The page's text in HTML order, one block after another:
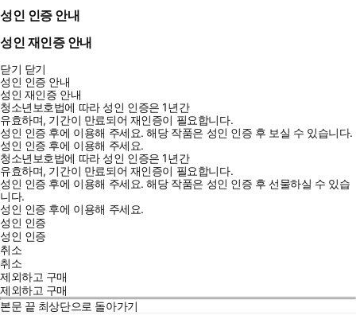
성인 인증 안내
성인 재인증 안내
닫기 닫기
성인 인증 안내
성인 재인증 안내
청소년보호법에 따라 성인 인증은 1년간
유효하며, 기간이 만료되어 재인증이 필요합니다.
성인 인증 후에 이용해 주세요.해당 작품은 성인 인증 후 보실 수 있습니다.
성인 인증 후에 이용해 주세요.
청소년보호법에 따라 성인 인증은 1년간
유효하며, 기간이 만료되어 재인증이 필요합니다.
성인 인증 후에 이용해 주세요.해당 작품은 성인 인증 후 선물하실 수 있습
니다.
성인 인증 후에 이용해 주세요.
성인 인증
성인 인증
취소
취소
제외하고 구매
제외하고 구매
본문 끝 최상단으로 돌아가기